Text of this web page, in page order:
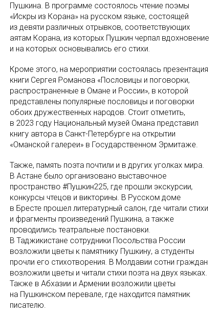
Пушкина. В программе состоялось чтение поэмы
«Искры из Корана» на русском языке, состоящей
из девяти различных отрывков, соответствующих
аятам Корана, из которых Пушкин черпал вдохновение
и на которых основывались его стихи.
Кроме этого, на мероприятии состоялась презентация
книги Сергея Романова «Пословицы и поговорки,
распространенные в Омане и России», в которой
представлены популярные пословицы и поговорки
обоих дружественных народов. Стоит отметить,
в 2023 году Национальный музей Омана представил
книгу автора в Санкт-Петербурге на открытии
«Оманской галереи» в Государственном Эрмитаже.
Также, память поэта почтили и в других уголках мира.
В Астане было организовано выставочное
пространство #Пушкин225, где прошли экскурсии,
конкурсы чтецов и викторины. В Русском доме
в Бресте прошел литературный салон, где читали стихи
и фрагменты произведений Пушкина, а также
проводились театральные постановки.
В Таджикистане сотрудники Посольства России
возложили цветы к памятнику Пушкину, а студенты
прочли его стихотворения. В Молдавии сотни граждан
возложили цветы и читали стихи поэта на двух языках.
Также в Абхазии и Армении возложили цветы
на Пушкинском перевале, где находится памятник
писателю.